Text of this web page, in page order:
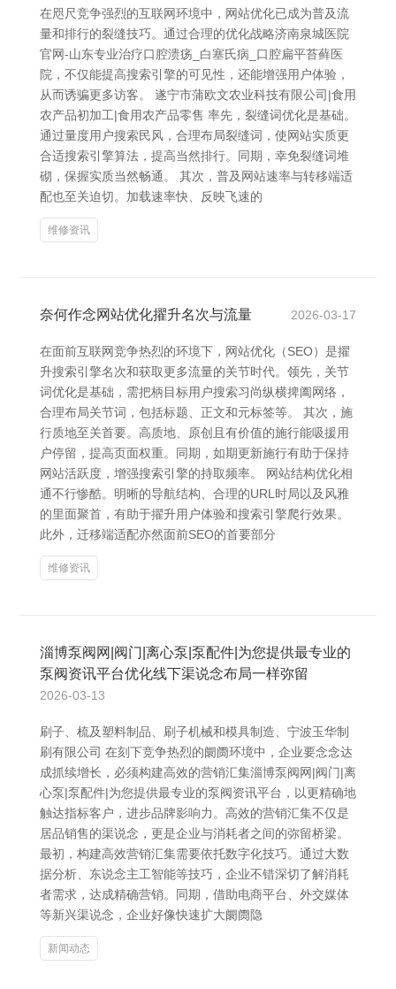
在咫尺竞争强烈的互联网环境中，网站优化已成为普及流
量和排行的裂缝技巧。通过合理的优化战略济南泉城医院
官网-山东专业治疗口腔溃疡_白塞氏病_口腔扁平苔藓医
院，不仅能提高搜索引擎的可见性，还能增强用户体验，
从而诱骗更多访客。 遂宁市蒲欧文农业科技有限公司|食用
农产品初加工|食用农产品零售 率先，裂缝词优化是基础。
通过量度用户搜索民风，合理布局裂缝词，使网站实质更
合适搜索引擎算法，提高当然排行。同期，幸免裂缝词堆
砌，保握实质当然畅通。 其次，普及网站速率与转移端适
配也至关迫切。加载速率快、反映飞速的
维修资讯
奈何作念网站优化擢升名次与流量 2026-03-17
在面前互联网竞争热烈的环境下，网站优化（SEO）是擢
升搜索引擎名次和获取更多流量的关节时代。领先，关节
词优化是基础，需把柄目标用户搜索习尚纵横捭阖网络，
合理布局关节词，包括标题、正文和元标签等。 其次，施
行质地至关首要。高质地、原创且有价值的施行能吸援用
户停留，提高页面权重。同期，如期更新施行有助于保持
网站活跃度，增强搜索引擎的持取频率。 网站结构优化相
通不行惨酷。明晰的导航结构、合理的URL时局以及风雅
的里面聚首，有助于擢升用户体验和搜索引擎爬行效果。
此外，迁移端适配亦然面前SEO的首要部分
维修资讯
淄博泵阀网|阀门|离心泵|泵配件|为您提供最专业的
泵阀资讯平台优化线下渠说念布局一样弥留
2026-03-13
刷子、梳及塑料制品、刷子机械和模具制造、宁波玉华制
刷有限公司 在刻下竞争热烈的阛阓环境中，企业要念念达
成抓续增长，必须构建高效的营销汇集淄博泵阀网|阀门|离
心泵|泵配件|为您提供最专业的泵阀资讯平台，以更精确地
触达指标客户，进步品牌影响力。高效的营销汇集不仅是
居品销售的渠说念，更是企业与消耗者之间的弥留桥梁。
最初，构建高效营销汇集需要依托数字化技巧。通过大数
据分析、东说念主工智能等技巧，企业不错深切了解消耗
者需求，达成精确营销。同期，借助电商平台、外交媒体
等新兴渠说念，企业好像快速扩大阛阓隐
新闻动态